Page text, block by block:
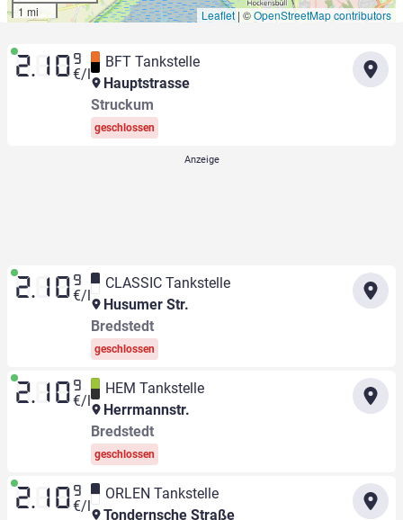
1 mi
Leaflet | ©OpenStreetMap contributors
2.10 9
€/l
BFT Tankstelle
Hauptstrasse
Struckum
geschlossen
2.10 9
€/l
CLASSIC Tankstelle
Husumer Str.
Bredstedt
geschlossen
2.10 9
€/l
HEM Tankstelle
Herrmannstr.
Bredstedt
geschlossen
2.10 9
€/l
ORLEN Tankstelle
Tondernsche Straße